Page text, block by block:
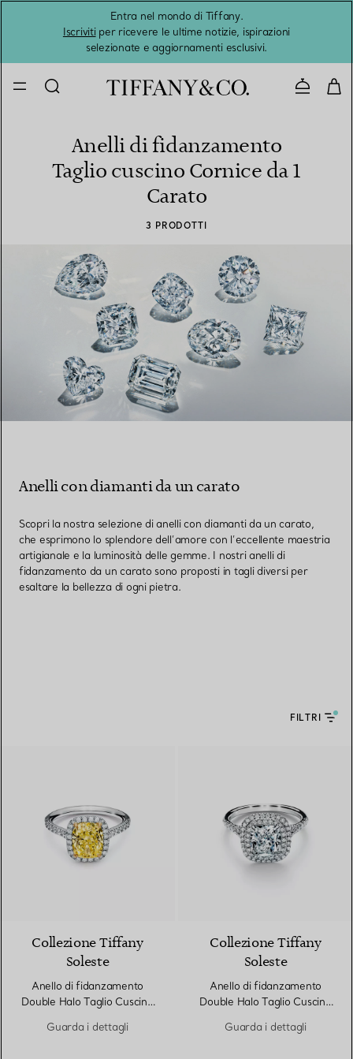
Entra nel mondo di Tiffany.
Iscrivitiper ricevere le ultime notizie, ispirazioni
selezionate e aggiornamenti esclusivi.
Anelli di fidanzamento
Taglio cuscino Cornice da 1
Carato
3 PRODOTTI
Anelli con diamanti da un carato
Scopri la nostra selezione di anelli con diamanti da un carato,
che esprimono lo splendore dell’amore con l’eccellente maestria
artigianale e la luminosità delle gemme. I nostri anelli di
fidanzamento da un carato sono proposti in tagli diversi per
esaltare la bellezza di ogni pietra.
FILTRI
Collezione Tiffany
Soleste
Anello di fidanzamento
Double Halo Taglio Cuscino
diamanti
Guarda i dettagli
Collezione Tiffany
Soleste
Anello di fidanzamento
Double Halo Taglio Cuscino
diamanti
Guarda i dettagli